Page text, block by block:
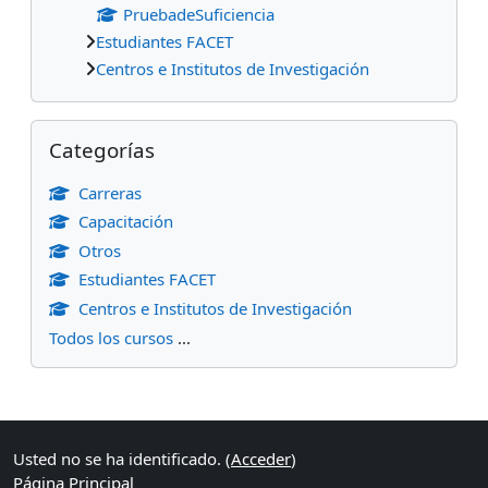
PruebadeSuficiencia
Estudiantes FACET
Centros e Institutos de Investigación
Salta Categorías
Categorías
Carreras
Capacitación
Otros
Estudiantes FACET
Centros e Institutos de Investigación
Todos los cursos ...
Bloques suplementarios
Usted no se ha identificado. (Acceder)
Página Principal